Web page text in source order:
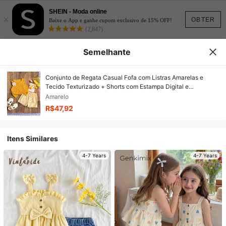
OBTER
×
SHEIN - Moda online
Baixe o App e ganhe cupom exclusivo de 15% OFF!
(2,847)
Semelhante
Conjunto de Regata Casual Fofa com Listras Amarelas e
Tecido Texturizado + Shorts com Estampa Digital e
Decoração Floral 3D, Conjunto Minimalista de 2 Peças para
Meninas, Primavera/Verão
Amarelo
R$47,92
Itens Similares
4-7 Years 4-7 Years